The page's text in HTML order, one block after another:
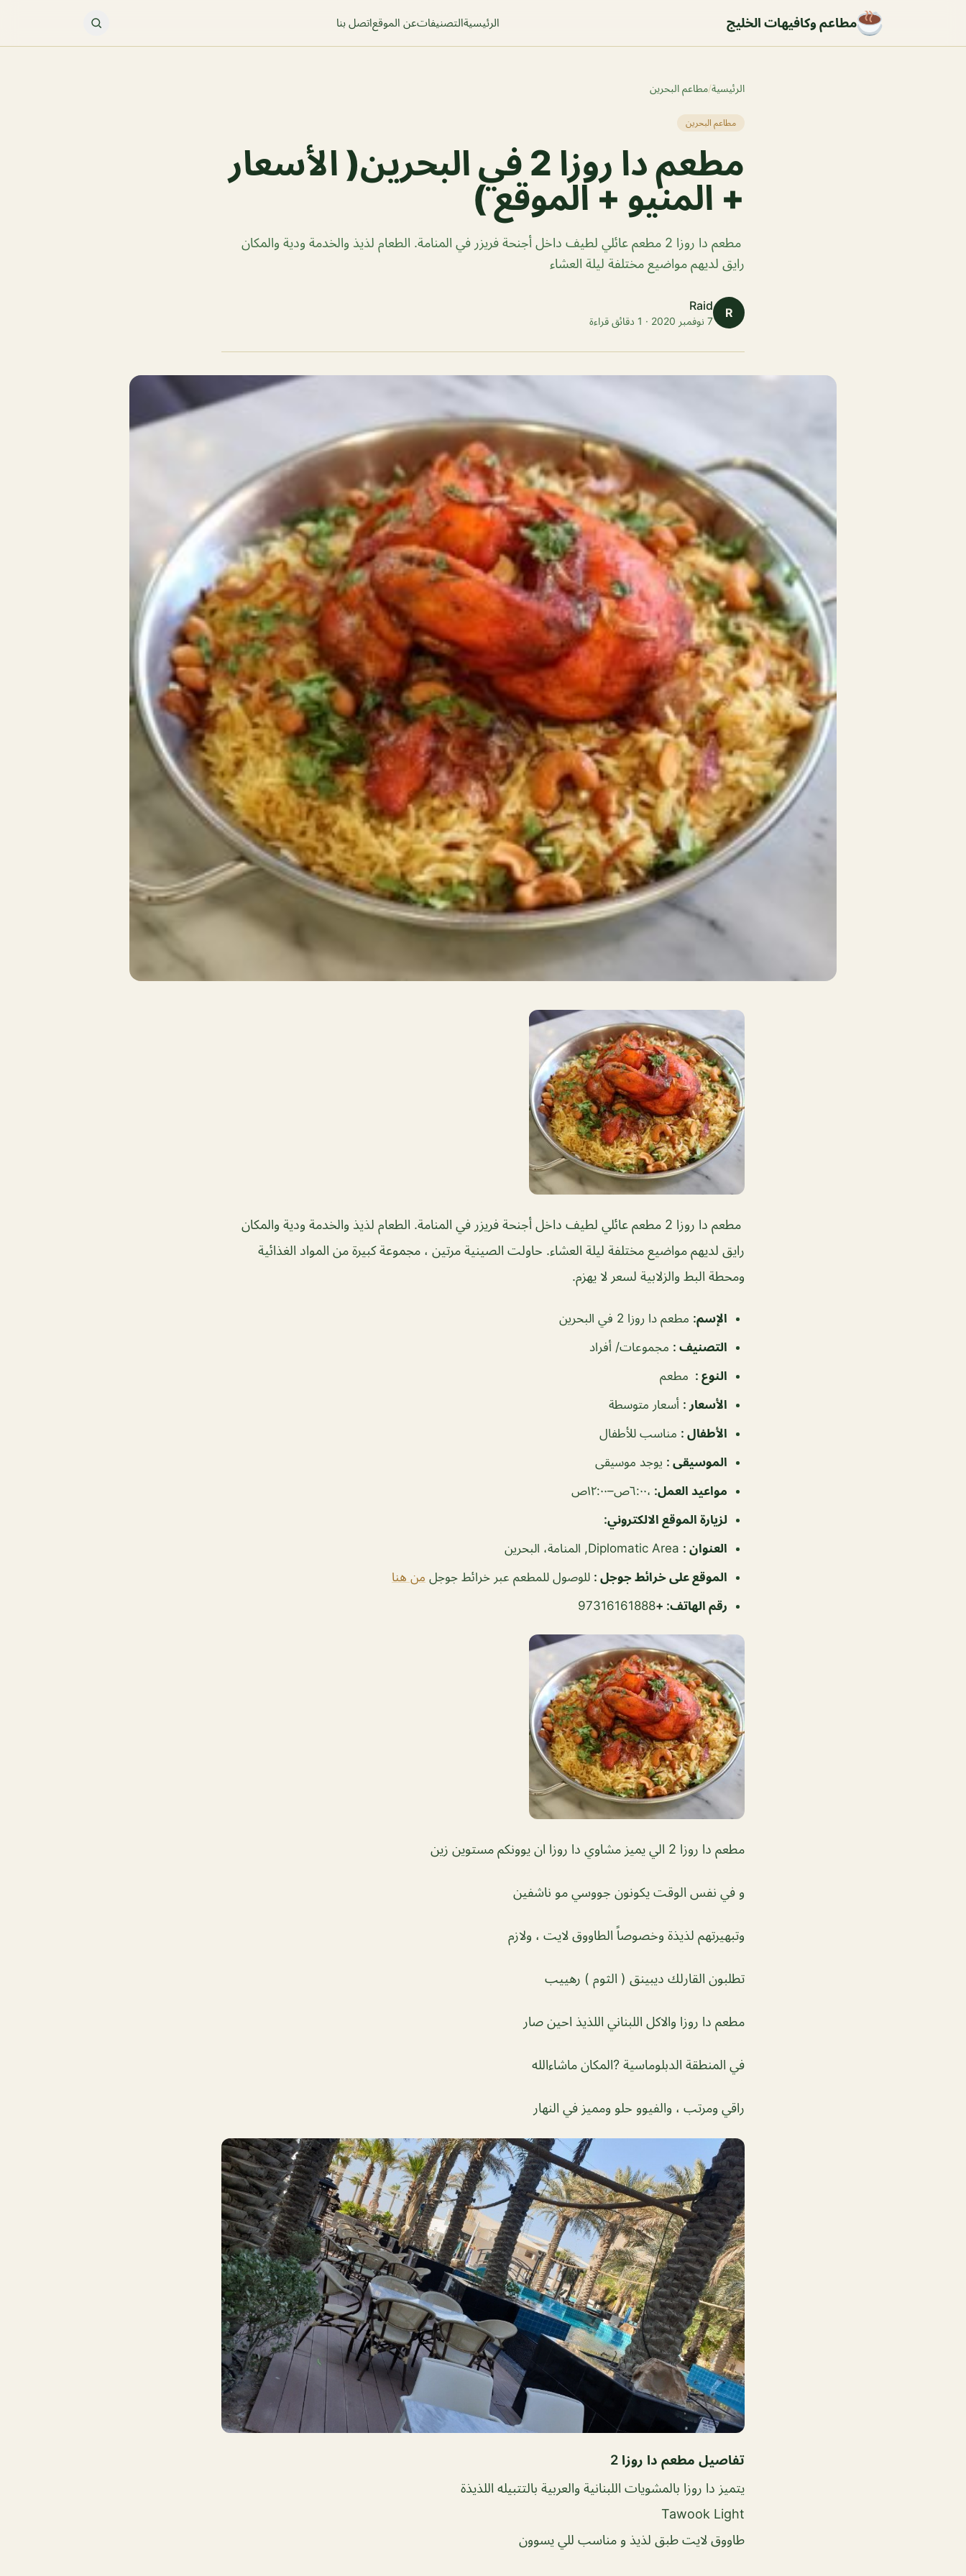
مطاعم وكافيهات الخليج الرئيسيةالتصنيفاتعن الموقعاتصل بنا
الرئيسية/مطاعم البحرين
مطاعم البحرين
مطعم دا روزا 2 في البحرين( الأسعار
+ المنيو + الموقع )
مطعم دا روزا 2 مطعم عائلي لطيف داخل أجنحة فريزر في المنامة. الطعام لذيذ والخدمة ودية والمكان
رايق لديهم مواضيع مختلفة ليلة العشاء
R
Raid
7 نوفمبر 2020 · 1 دقائق قراءة
مطعم دا روزا 2 مطعم عائلي لطيف داخل أجنحة فريزر في المنامة. الطعام لذيذ والخدمة ودية والمكان
رايق لديهم مواضيع مختلفة ليلة العشاء. حاولت الصينية مرتين ، مجموعة كبيرة من المواد الغذائية
ومحطة البط والزلابية لسعر لا يهزم.
الإسم: مطعم دا روزا 2 في البحرين
التصنيف : مجموعات/ أفراد
النوع : مطعم
الأسعار : أسعار متوسطة
الأطفال : مناسب للأطفال
الموسيقى : يوجد موسيقى
مواعيد العمل: ،٦:٠٠ص–١٢:٠٠ص
لزيارة الموقع الالكتروني:
العنوان :
الموقع على خرائط جوجل : للوصول للمطعم عبر خرائط جوجل من هنا
رقم الهاتف: +
97316161888
مطعم دا روزا 2 الي يميز مشاوي دا روزا ان يوونكم مستوين زين
و في نفس الوقت يكونون جووسي مو ناشفين
وتبهيرتهم لذيذة وخصوصاً الطاووق لايت ، ولازم
تطلبون القارلك ديبينق ( الثوم ) رهييب
مطعم دا روزا والاكل اللبناني اللذيذ احين صار
في المنطقة الدبلوماسية ?المكان ماشاءالله
راقي ومرتب ، والفيوو حلو ومميز في النهار
تفاصيل مطعم دا روزا 2
يتميز دا روزا بالمشويات اللبنانية والعربية بالتتبيله اللذيذة
Tawook Light
طاووق لايت طبق لذيذ و مناسب للي يسوون